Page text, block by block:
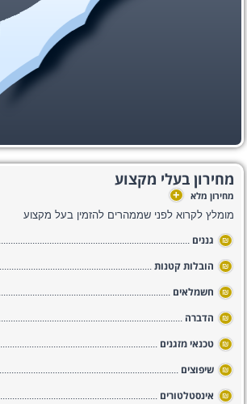
מחירון בעלי מקצוע
מחירון מלא +
מומלץ לקרוא לפני שממהרים להזמין בעל מקצוע
₪ גננים
₪ הובלות קטנות
₪ חשמלאים
₪ הדברה
₪ טכנאי מזגנים
₪ שיפוצים
₪ אינסטלטורים